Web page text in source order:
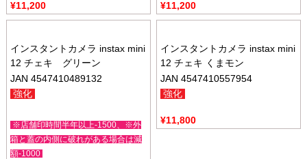
¥11,200 ¥11,200
インスタントカメラ instax mini
12 チェキ グリーン
JAN 4547410489132
強化
※店舗印時間半年以上-1500、※外
箱と蓋の内側に破れがある場合は減
額-1000
インスタントカメラ instax mini
12 チェキ くまモン
JAN 4547410557954
強化
¥11,800